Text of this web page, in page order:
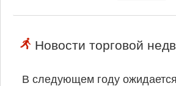
Новости торговой
В следующем году ожидается